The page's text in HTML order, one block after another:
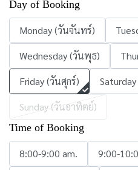
Day of Booking
Monday (วันจันทร์)
Wednesday (วันพุธ)
Friday (วันศุกร์)
Sunday (วันอาทิตย์)
Time of Booking
8:00-9:00 am. 9:00-